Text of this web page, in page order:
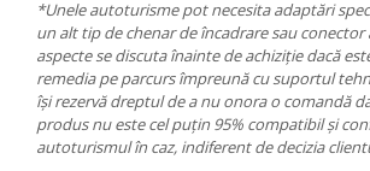
*Unele autoturisme pot necesita adaptări
un alt tip de chenar de încadrare sau conector
aspecte se discuta înainte de achiziție dacă
remedia pe parcurs împreună cu suportul
își rezervă dreptul de a nu onora o comandă
produs nu este cel puțin 95% compatibil și
autoturismul în caz, indiferent de decizia